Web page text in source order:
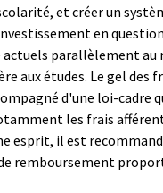
et créer un
en
actuels parallèlement au
aux études. Le gel des
d'une loi-cadre
les frais
esprit, il est
remboursement